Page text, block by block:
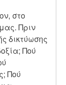
στο
Πριν
δικτύωσης
Πού
Πού